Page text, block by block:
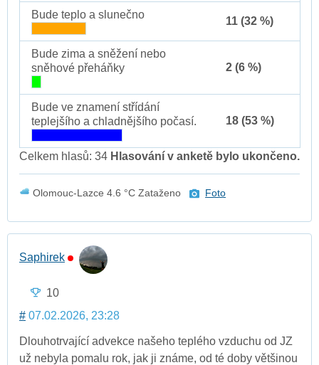
Bude teplo a slunečno
11 (32 %)
Bude zima a sněžení nebo
sněhové přeháňky
2 (6 %)
Bude ve znamení střídání
teplejšího a chladnějšího počasí.
18 (53 %)
Celkem hlasů: 34 Hlasování v anketě bylo ukončeno.
Olomouc-Lazce 4.6 °C Zataženo Foto
Saphirek
10
# 07.02.2026, 23:28
Dlouhotrvající advekce našeho teplého vzduchu od JZ
už nebyla pomalu rok, jak ji známe, od té doby většinou